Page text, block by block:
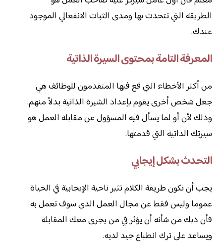
الطريقة التي تتحدث بها ومدى الثبات الانفعالي الموجود
عندك.
المعرفة التامة بمحتوى السيرة الذاتية
من أكثر الأخطاء التي قع فيها المتقدمون للوظائف هي
جعل شخص أخرى يقوم بإعداد الشيرة الذاتية بدلاً منهم.
وذلك لأن أو لما يسأل فيه المسؤول عن مقابلة العمل هو
سيرتك الذاتية التي قدمتها.
التحدث بشكل إيجابي
يجب أن تكون طريقة الكلام تثير ناحية الإيجابية في الحياة
عموما وليس فقط عن مجال العمل الذي سوف تعمل به
فأن ذبك من شأنه أن يؤثر في من يجرى معك المقابلة
ويساعد على ترك انطباع جيد لديه.